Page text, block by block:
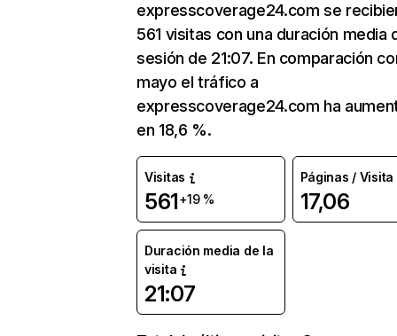
expresscoverage24.com se
561 visitas con una duración media
sesión de 21:07. En comparación
mayo el tráfico a
expresscoverage24.com ha
en 18,6 %.
Visitas
561+19 %
Páginas / Visita
17,06
Duración media de la
visita
21:07